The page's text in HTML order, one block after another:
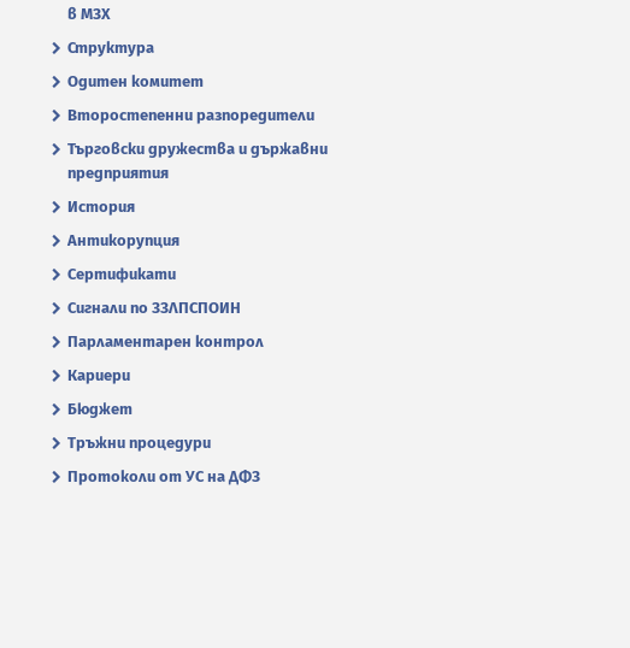
в МЗХ
Структура
Одитен комитет
Второстепенни разпоредители
Търговски дружества и държавни
предприятия
История
Антикорупция
Сертификати
Сигнали по ЗЗЛПСПОИН
Парламентарен контрол
Кариери
Бюджет
Тръжни процедури
Протоколи от УС на ДФЗ